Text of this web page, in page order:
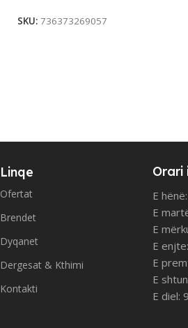
SKU:736373269057
Linqe
Ofertat
Brendet
Dyqanet
Dergesat & Kthimi
Kontakti
Orari
E
E
E
E
E
E
E diel: